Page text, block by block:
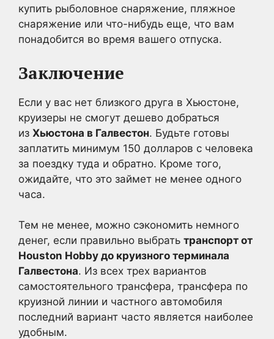
купить рыболовное снаряжение, пляжное
снаряжение или что-нибудь еще, что вам
понадобится во время вашего отпуска.
Заключение
Если у вас нет близкого друга в Хьюстоне,
круизеры не смогут дешево добраться
из Хьюстона в Галвестон. Будьте готовы
заплатить минимум 150 долларов с человека
за поездку туда и обратно. Кроме того,
ожидайте, что это займет не менее одного
часа.
Тем не менее, можно сэкономить немного
денег, если правильно выбрать транспорт от
Houston Hobby до круизного терминала
Галвестона. Из всех трех вариантов
самостоятельного трансфера, трансфера по
круизной линии и частного автомобиля
последний вариант часто является наиболее
удобным.